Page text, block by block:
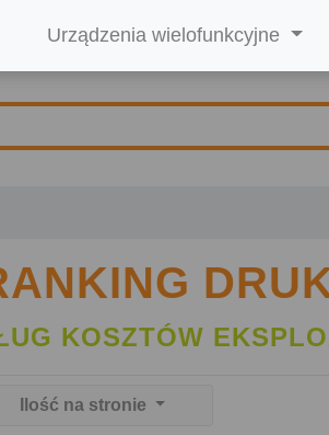
Urządzenia wielofunkcyjne
KOSZTÓW
Ilość na stronie